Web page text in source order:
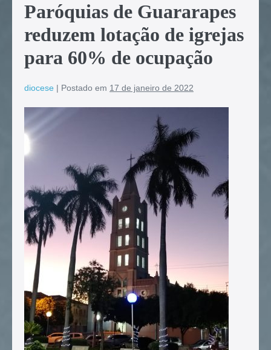
Paróquias de Guararapes
reduzem lotação de igrejas
para 60% de ocupação
diocese | Postado em 17 de janeiro de 2022